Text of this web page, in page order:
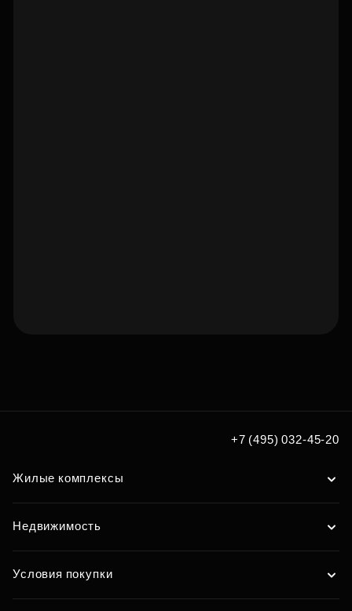
+7 (495) 032-45-20
Жилые комплексы
Недвижимость
Условия покупки